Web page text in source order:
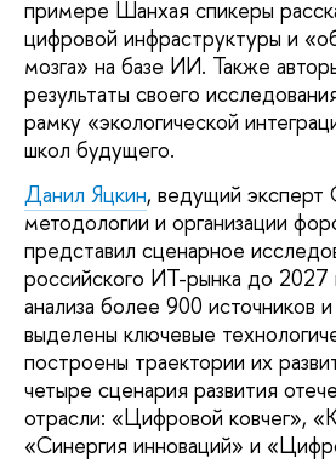
примере Шанхая спикеры
цифровой инфраструктуры и
мозга» на базе ИИ. Также
результаты своего
рамку «экологической
школ будущего.
Данил Яцкин, ведущий эксперт
методологии и организации
представил сценарное
российского ИТ-рынка до 2027
анализа более 900 источников
выделены ключевые
построены траектории их
четыре сценария развития
отрасли: «Цифровой ковчег»,
«Синергия инноваций» и